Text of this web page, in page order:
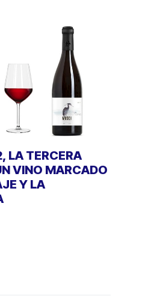
LA TERCERA
VINO MARCADO
Y LA